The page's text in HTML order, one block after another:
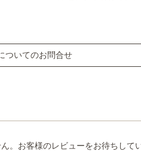
ついてのお問合せ
。お客様のレビューをお待ちして